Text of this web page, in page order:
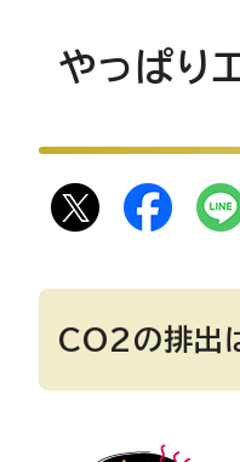
やっぱり
CO2の排出